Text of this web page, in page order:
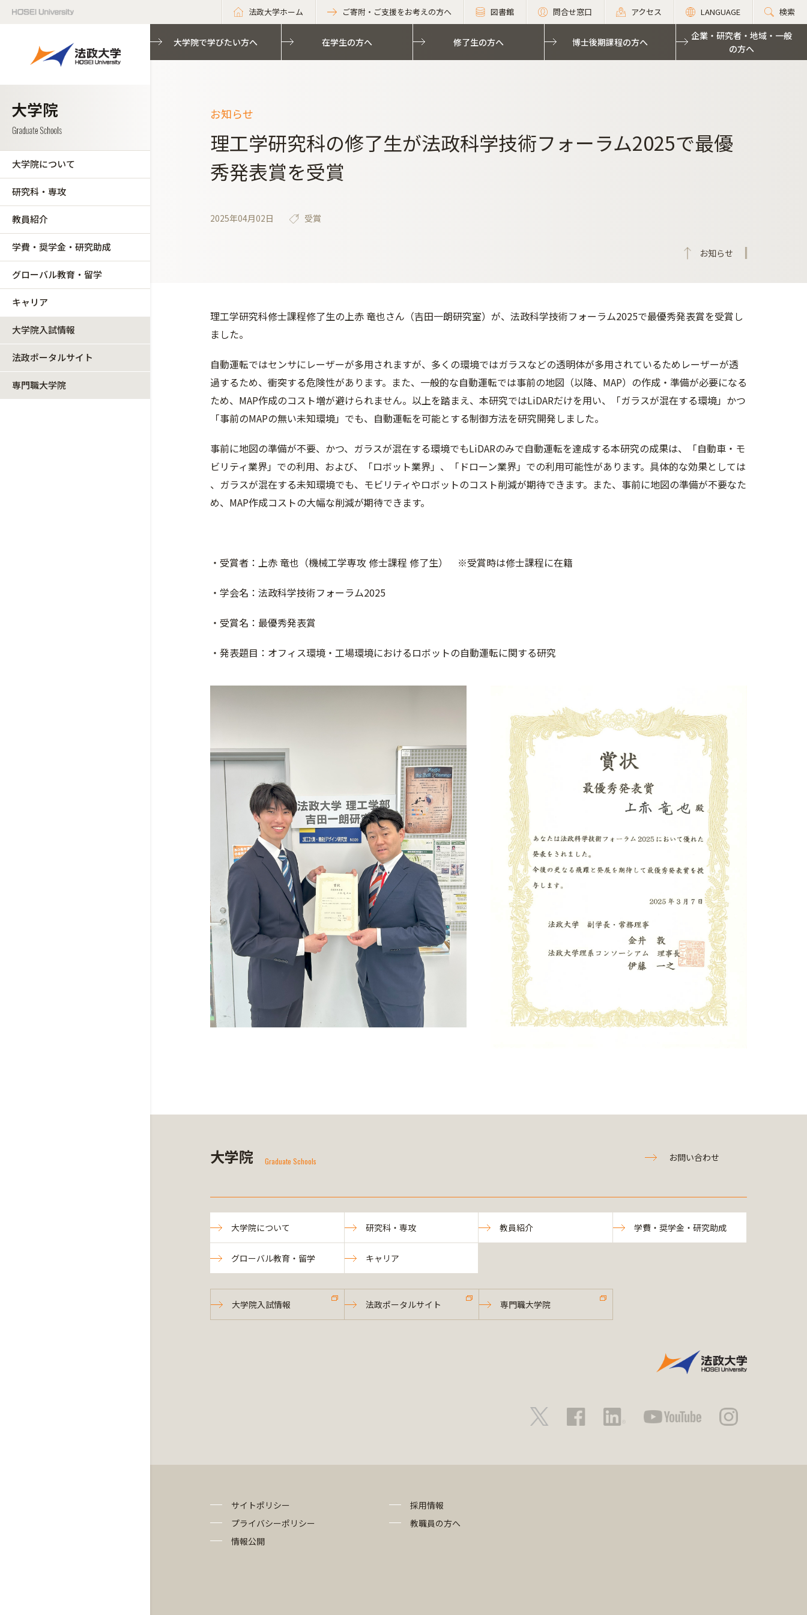
法政大学ホーム ご寄附・ご支援をお考えの方へ 図書館 問合せ窓口 アクセス LANGUAGE 検索
大学院について
研究科・専攻
教員紹介
学費・奨学金・研究助成
グローバル教育・留学
キャリア
大学院入試情報
法政ポータルサイト
専門職大学院
大学院で学びたい方へ 在学生の方へ 修了生の方へ 博士後期課程の方へ
企業・研究者・地域・一般
の方へ
お知らせ
理工学研究科の修了生が法政科学技術フォーラム2025で最優
秀発表賞を受賞
2025年04月02日 受賞
お知らせ
理工学研究科修士課程修了生の上赤 竜也さん（吉田一朗研究室）が、法政科学技術フォーラム2025で最優秀発表賞を受賞し
ました。
自動運転ではセンサにレーザーが多用されますが、多くの環境ではガラスなどの透明体が多用されているためレーザーが透
過するため、衝突する危険性があります。また、一般的な自動運転では事前の地図（以降、MAP）の作成・準備が必要になる
ため、MAP作成のコスト増が避けられません。以上を踏まえ、本研究ではLiDARだけを用い、「ガラスが混在する環境」 かつ
「事前のMAPの無い未知環境」でも、自動運転を可能とする制御方法を研究開発しました。
事前に地図の準備が不要、かつ、ガラスが混在する環境でもLiDARのみで自動運転を達成する本研究の成果は、「自動車・ モ
ビリティ業界」での利用、および、「ロボット業界」、「 ドローン業界」での利用可能性があります。具体的な効果としては
、ガラスが混在する未知環境でも、モビリティやロボットのコスト削減が期待できます。また、事前に地図の準備が不要なた
め、MAP作成コストの大幅な削減が期待できます。
・受賞者：上赤 竜也（機械工学専攻 修士課程 修了生） ※受賞時は修士課程に在籍
・学会名：法政科学技術フォーラム2025
・受賞名：最優秀発表賞
・発表題目：オフィス環境・工場環境におけるロボットの自動運転に関する研究
大学院 Graduate Schools お問い合わせ
大学院について 研究科・専攻 教員紹介 学費・奨学金・研究助成
グローバル教育・留学 キャリア
大学院入試情報 法政ポータルサイト 専門職大学院
サイトポリシー
プライバシーポリシー
情報公開
採用情報
教職員の方へ